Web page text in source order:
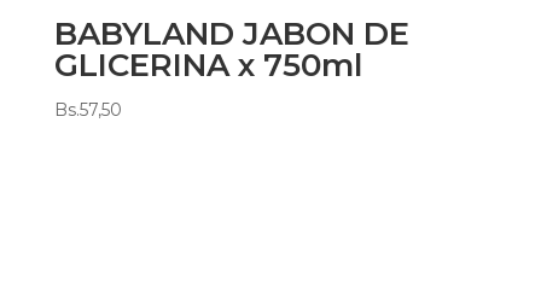
BABYLAND JABON DE
GLICERINA x 750ml
Bs.57,50